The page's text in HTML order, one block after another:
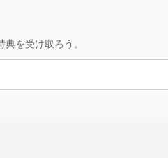
を受け取ろう。